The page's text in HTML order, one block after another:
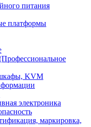
питания
платформы
KVM
электроника
маркировка,